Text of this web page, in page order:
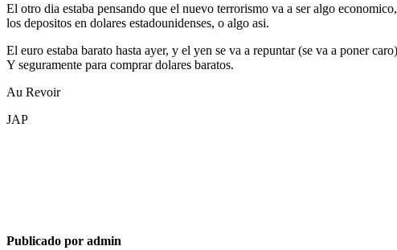
El otro dia estaba pensando que el nuevo terrorismo va a ser algo
los depositos en dolares estadounidenses, o algo asi.
El euro estaba barato hasta ayer, y el yen se va a repuntar (se va a poner
Y seguramente para comprar dolares baratos.
Au Revoir
JAP
Publicado por admin